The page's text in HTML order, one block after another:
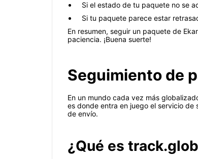
Si el estado de tu paquete no se
Si tu paquete parece estar
En resumen, seguir un paquete de
paciencia. ¡Buena suerte!
Seguimiento de
En un mundo cada vez más
es donde entra en juego el servicio
de envío.
¿Qué es